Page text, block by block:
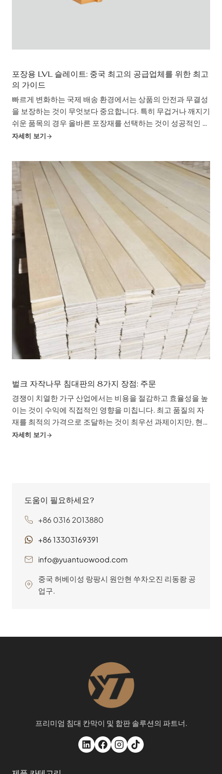
포장용 LVL 슬레이트: 중국 최고의 공급업체를 위한 최고
의 가이드
빠르게 변화하는 국제 배송 환경에서는 상품의 안전과 무결성
을 보장하는 것이 무엇보다 중요합니다. 특히 무겁거나 깨지기
쉬운 품목의 경우 올바른 포장재를 선택하는 것이 성공적인 배
송과 비용이 많이 드는 재난의 차이를 만들 수 있습니다. 강도,
자세히 보기
벌크 자작나무 침대판의 8가지 장점: 주문
경쟁이 치열한 가구 산업에서는 비용을 절감하고 효율성을 높
이는 것이 수익에 직접적인 영향을 미칩니다. 최고 품질의 자
재를 최적의 가격으로 조달하는 것이 최우선 과제이지만, 현명
한 제조업체들은 개별 부품 비용을 뛰어넘는 전략적 이점을 발
자세히 보기
도움이 필요하세요?
+86 0316 2013880
+86 13303169391
info@yuantuowood.com
중국 허베이성 랑팡시 원안현 쑤차오진 리동좡 공
업구.
프리미엄 침대 칸막이 및 합판 솔루션의 파트너.